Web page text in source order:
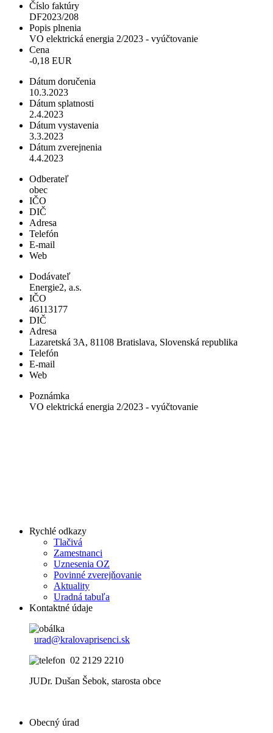
Číslo faktúry
DF2023/208
Popis plnenia
VO elektrická energia 2/2023 - vyúčtovanie
Cena
-0,18 EUR
Dátum doručenia
10.3.2023
Dátum splatnosti
2.4.2023
Dátum vystavenia
3.3.2023
Dátum zverejnenia
4.4.2023
Odberateľ
obec
IČO
DIČ
Adresa
Telefón
E-mail
Web
Dodávateľ
Energie2, a.s.
IČO
46113177
DIČ
Adresa
Lazaretská 3A, 81108 Bratislava, Slovenská republika
Telefón
E-mail
Web
Poznámka
VO elektrická energia 2/2023 - vyúčtovanie
Rychlé odkazy
Tlačivá
Zamestnanci
Uznesenia OZ
Povinné zverejňovanie
Aktuality
Uradná tabuľa
Kontaktné údaje
urad@kralovaprisenci.sk
02 2129 2210
JUDr. Dušan Šebok, starosta obce
Obecný úrad